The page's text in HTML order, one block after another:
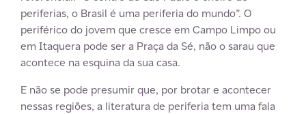
periferias, o Brasil é uma periferia do mundo”. O
periférico do jovem que cresce em Campo Limpo ou
em Itaquera pode ser a Praça da Sé, não o sarau que
acontece na esquina da sua casa.
E não se pode presumir que, por brotar e acontecer
nessas regiões, a literatura de periferia tem uma fala